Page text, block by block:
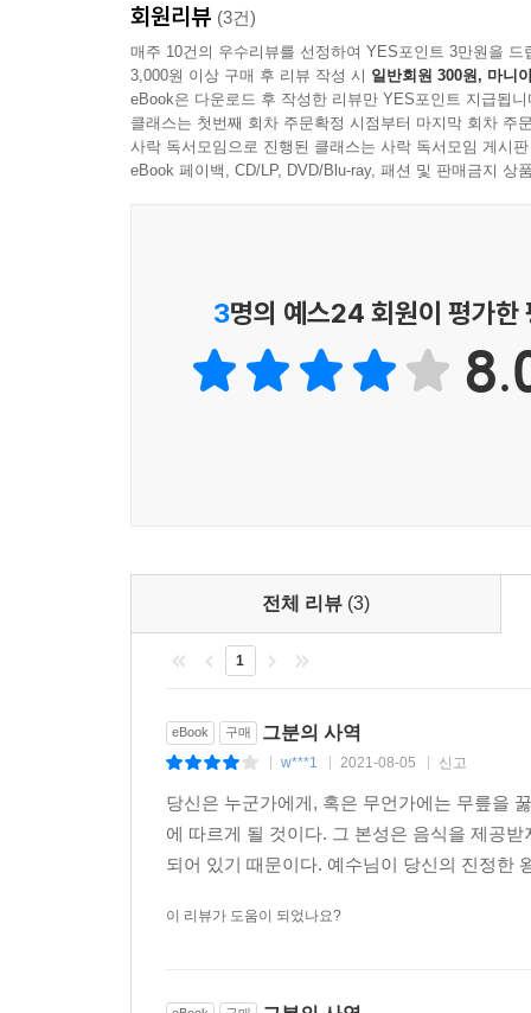
회원리뷰 (3건)
매주 10건의 우수리뷰를 선정하여 YES포인트 3만원을 드
3,000원 이상 구매 후 리뷰 작성 시 일반회원 300원, 마니
eBook은 다운로드 후 작성한 리뷰만 YES포인트 지급됩니
클래스는 첫번째 회차 주문확정 시점부터 마지막 회차 주
사락 독서모임으로 진행된 클래스는 사락 독서모임 게시
eBook 페이백, CD/LP, DVD/Blu-ray, 패션 및 판매금지 상
3명의 예스24 회원이 평가한
전체 리뷰 (3)
1
eBook 구매 그분의 사역
w***1 2021-08-05 신고
당신은 누군가에게, 혹은 무언가에는 무릎을
에 따르게 될 것이다. 그 본성은 음식을 제공
되어 있기 때문이다. 예수님이 당신의 진정한
이 리뷰가 도움이 되었나요?